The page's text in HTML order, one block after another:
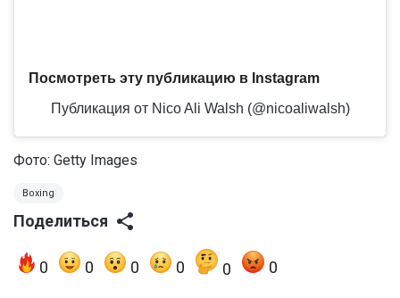
Посмотреть эту публикацию в Instagram
Публикация от Nico Ali Walsh (@nicoaliwalsh)
Фото: Getty Images
Boxing
Поделиться
0 0 0 0 0 0